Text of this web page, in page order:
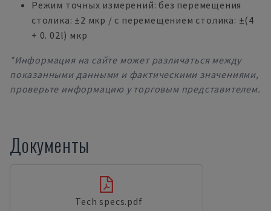
Режим точных измерений: без перемещения
столика: ±2 мкр / с перемещением столика: ±(4
+ 0. 02l) мкр
*Информация на сайте может различаться между
показанными данными и фактическими значениями,
проверьте информацию у торговым представителем.
Документы
Tech specs.pdf